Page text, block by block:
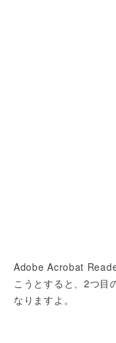
Adobe Acrobat
こうとすると、2つ目
なりますよ。